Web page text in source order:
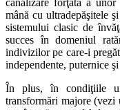
mână cu ultradepăşitele
sistemului clasic de
succes în domeniul
indivizilor pe care-i
independente, puternice
În plus, în condiţiile
transformări majore